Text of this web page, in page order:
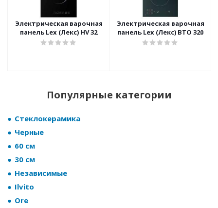
Электрическая варочная
панель Lex (Лекс) HV 32
Электрическая варочная
панель Lex (Лекс) BTO 320
Популярные категории
Стеклокерамика
Черные
60 см
30 см
Независимые
Ilvito
Ore